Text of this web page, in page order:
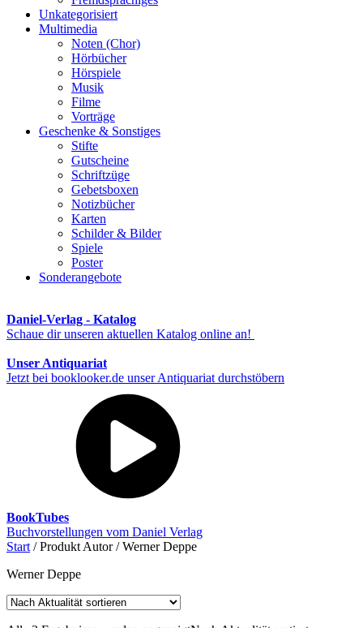
Unkategorisiert
Multimedia
Noten (Chor)
Hörbücher
Hörspiele
Musik
Filme
Vorträge
Geschenke & Sonstiges
Stifte
Gutscheine
Schriftzüge
Gebetsboxen
Notizbücher
Karten
Schilder & Bilder
Spiele
Poster
Sonderangebote
Daniel-Verlag - Katalog
Schaue dir unseren aktuellen Katalog online an!
Unser Antiquariat
Jetzt bei booklooker.de unser Antiquariat durchstöbern
BookTubes
Buchvorstellungen vom Daniel Verlag
Start / Produkt Autor / Werner Deppe
Werner Deppe